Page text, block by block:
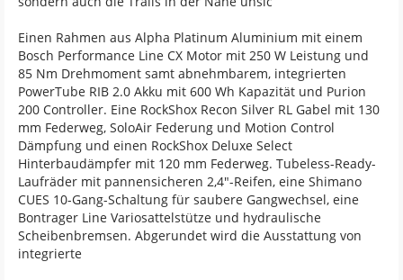
Einen Rahmen aus Alpha Platinum Aluminium mit einem
Bosch Performance Line CX Motor mit 250 W Leistung und
85 Nm Drehmoment samt abnehmbarem, integrierten
PowerTube RIB 2.0 Akku mit 600 Wh Kapazität und Purion
200 Controller. Eine RockShox Recon Silver RL Gabel mit 130
mm Federweg, SoloAir Federung und Motion Control
Dämpfung und einen RockShox Deluxe Select
Hinterbaudämpfer mit 120 mm Federweg. Tubeless-Ready-
Laufräder mit pannensicheren 2,4"-Reifen, eine Shimano
CUES 10-Gang-Schaltung für saubere Gangwechsel, eine
Bontrager Line Variosattelstütze und hydraulische
Scheibenbremsen. Abgerundet wird die Ausstattung von
integrierte